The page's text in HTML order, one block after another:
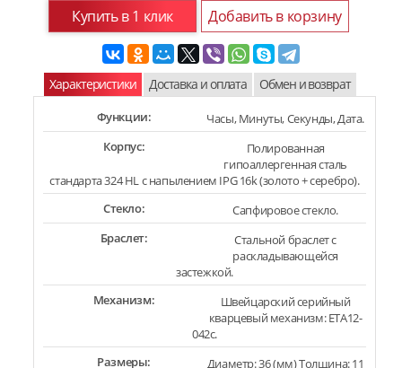
Купить в 1 клик Добавить в корзину
Характеристики Доставка и оплата Обмен и возврат
Функции:
Часы, Минуты, Секунды, Дата.
Корпус:
Полированная
гипоаллергенная сталь
стандарта 324 HL с напылением IPG 16k (золото + серебро).
Стекло:
Сапфировое стекло.
Браслет:
Стальной браслет с
раскладывающейся
застежкой.
Механизм:
Швейцарский серийный
кварцевый механизм: ETA12-
042c.
Размеры:
Диаметр: 36 (мм) Толщина: 11